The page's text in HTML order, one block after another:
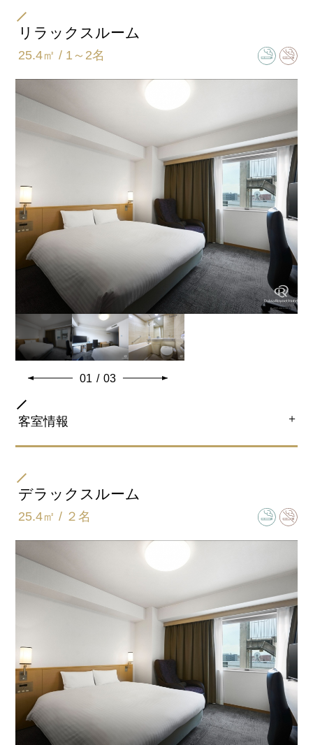
シングル/ダブル
154㎝×203㎝
特徴
43インチ地デジ対応液晶テレビ
※ベビーベッド設置不可
共通客室設備・アメニティ
リラックスルーム
25.4㎡ / 1～2名
01 / 03
客室情報 ＋
ダブル
168㎝×203㎝
特徴
43インチ地デジ対応液晶テレビ
※ベビーベッド設置可
マッサージチェア
デラックスルーム
25.4㎡ / ２名